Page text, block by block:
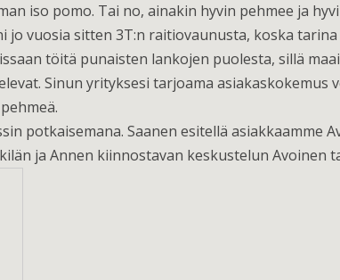
iso pomo. Tai no, ainakin hyvin pehmee ja
vuosia sitten 3T:n raitiovaunusta, koska
töitä punaisten lankojen puolesta, sillä
Sinun yrityksesi tarjoama asiakaskokemus
potkaisemana. Saanen esitellä asiakkaamme
ja Annen kiinnostavan keskustelun Avoinen